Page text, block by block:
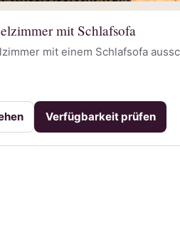
mit Schlafsofa
mit einem Schlafsofa
Verfügbarkeit prüfen